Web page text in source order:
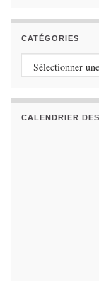
CATÉGORIES
Catégories
CALENDRIER